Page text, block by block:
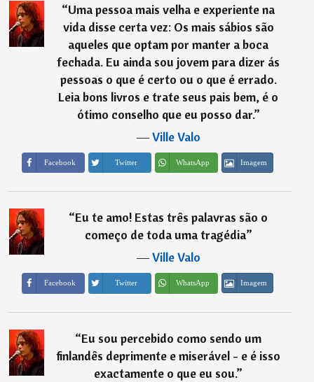
“Uma pessoa mais velha e experiente na
vida disse certa vez: Os mais sábios são
aqueles que optam por manter a boca
fechada. Eu ainda sou jovem para dizer ás
pessoas o que é certo ou o que é errado.
Leia bons livros e trate seus pais bem, é o
ótimo conselho que eu posso dar.”
―Ville Valo
Facebook Twitter WhatsApp Imagem
“Eu te amo! Estas três palavras são o
começo de toda uma tragédia”
―Ville Valo
Facebook Twitter WhatsApp Imagem
“Eu sou percebido como sendo um
finlandês deprimente e miserável - e é isso
exactamente o que eu sou.”